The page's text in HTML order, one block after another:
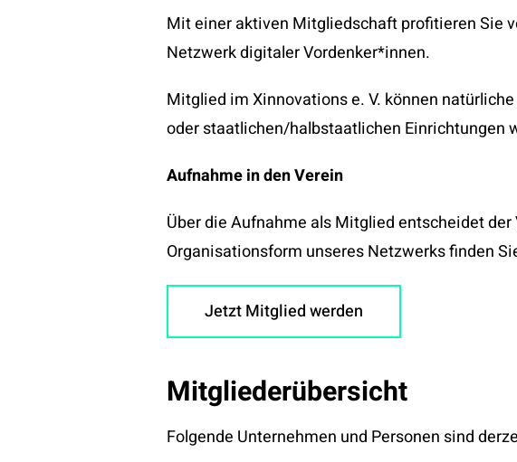
Mit einer aktiven Mitgliedschaft profitieren Sie
Netzwerk digitaler Vordenker*innen.
Mitglied im Xinnovations e. V. können
oder staatlichen/halbstaatlichen Einrichtungen
Aufnahme in den Verein
Über die Aufnahme als Mitglied entscheidet
Organisationsform unseres Netzwerks finden
Jetzt Mitglied werden
Mitgliederübersicht
Folgende Unternehmen und Personen sind